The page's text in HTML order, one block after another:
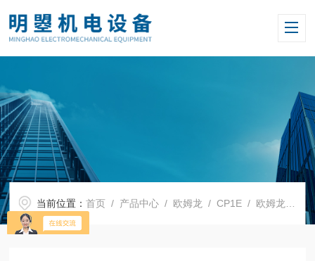
当前位置：首页 / 产品中心 / 欧姆龙 /CP1E / 欧姆龙CP系列CP1E模块CP1E-N20DT-D